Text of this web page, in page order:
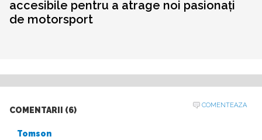
accesibile pentru a atrage noi pasionați
de motorsport
COMENTARII (6)
COMENTEAZA
Tomson